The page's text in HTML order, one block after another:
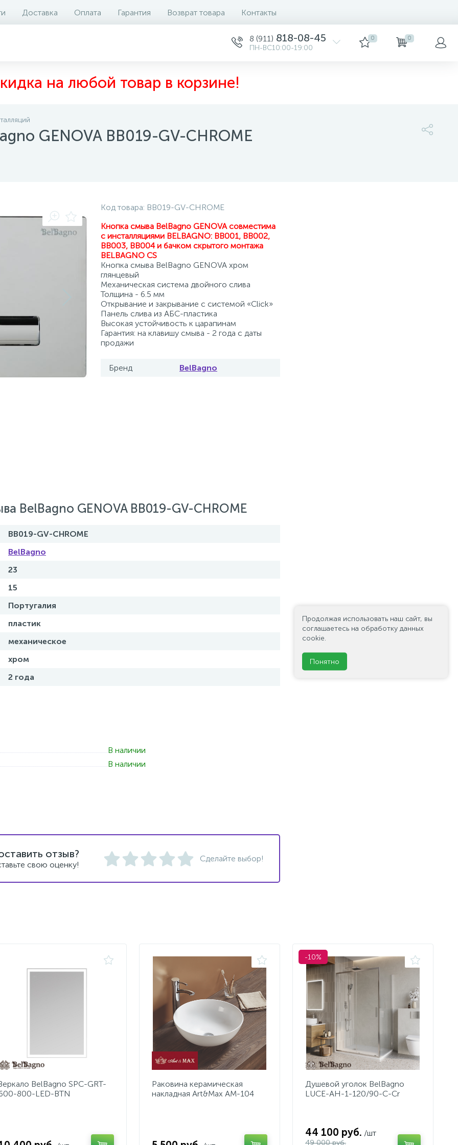
Доставка Оплата Гарантия Возврат товара Контакты
8 (911) 818-08-45
ПН-ВС10:00-19:00
0 0
на любой товар в корзине!
GENOVA BB019-GV-CHROME
на складе Отзывы 0
Код товара: BB019-GV-CHROME
Кнопка смыва BelBagno GENOVA совместима
с инсталляциями BELBAGNO: BB001, BB002,
BB003, BB004 и бачком скрытого монтажа
BELBAGNO CS
Кнопка смыва BelBagno GENOVA хром
глянцевый
Механическая система двойного слива
Толщина - 6.5 мм
Открывание и закрывание с системой «Click»
Панель слива из АБС-пластика
Высокая устойчивость к царапинам
Гарантия: на клавишу смыва - 2 года с даты
продажи
Бренд BelBagno
BelBagno GENOVA BB019-GV-CHROME
BB019-GV-CHROME
BelBagno
23
15
Португалия
пластик
механическое
хром
2 года
В наличии
В наличии
отзыв?
свою оценку!
Сделайте выбор!
BelBagno SPC-GRT-
800-LED-BTN
Раковина керамическая
накладная Art&Max AM-104
-10%
Душевой уголок BelBagno
LUCE-AH-1-120/90-C-Cr
44 100 руб. /шт
49 000 руб.
Продолжая использовать наш сайт, вы
соглашаетесь на обработку данных
cookie.
Понятно